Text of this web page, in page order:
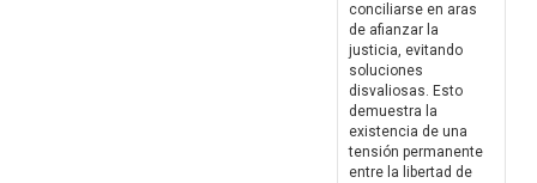
conciliarse en aras
de afianzar la
justicia, evitando
soluciones
disvaliosas. Esto
demuestra la
existencia de una
tensión permanente
entre la libertad de